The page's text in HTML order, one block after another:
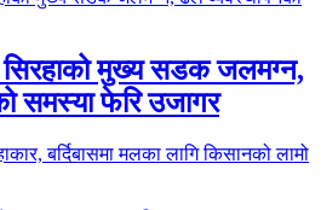
सिरहाको मुख्य सडक जलमग्न,
समस्या फेरि उजागर